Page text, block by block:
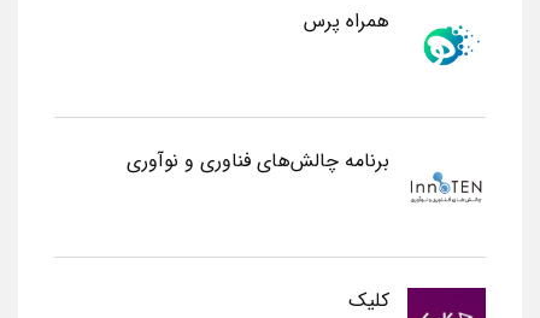
همراه پرس
برنامه چالش‌های فناوری و نوآوری
کلیک